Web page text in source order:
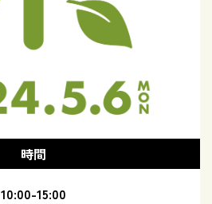
時間
10:00-15:00